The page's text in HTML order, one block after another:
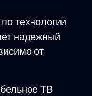
технологии
надежный
от
ТВ